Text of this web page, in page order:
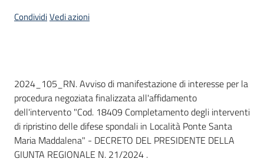
CondividiVedi azioni
Dati del bando
2024_105_RN. Avviso di manifestazione di interesse per la
procedura negoziata finalizzata all'affidamento
dell'intervento "Cod. 18409 Completamento degli interventi
di ripristino delle difese spondali in Località Ponte Santa
Maria Maddalena" - DECRETO DEL PRESIDENTE DELLA
GIUNTA REGIONALE N. 21/2024 .